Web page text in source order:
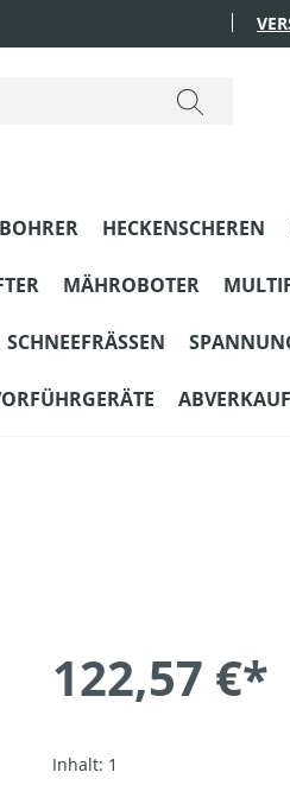
HECKENSCHEREN
MÄHROBOTER
SCHNEEFRÄSSEN
ABVERKAUF
122,57 €*
Inhalt: 1